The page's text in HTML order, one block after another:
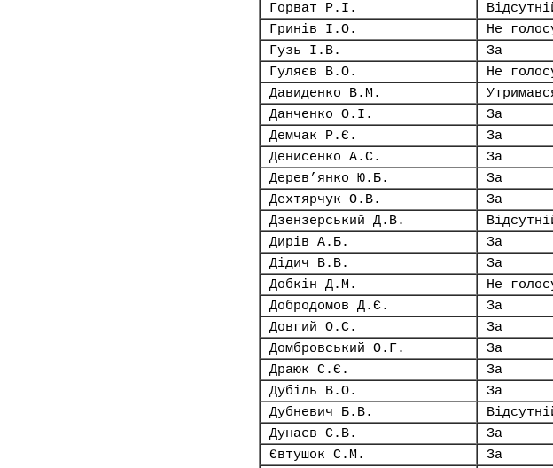
Горват Р.І.
Гринів І.О.
Не
Гузь І.В.
За
Гуляєв В.О.
Не
Давиденко В.М.
Данченко О.І.
За
Демчак Р.Є.
За
Денисенко А.С.
За
Дерев’янко Ю.Б.
За
Дехтярчук О.В.
За
Дзензерський Д.В.
Дирів А.Б.
За
Дідич В.В.
За
Добкін Д.М.
Не
Добродомов Д.Є.
За
Довгий О.С.
За
Домбровський О.Г.
За
Драюк С.Є.
За
Дубіль В.О.
За
Дубневич Б.В.
Дунаєв С.В.
За
Євтушок С.М.
За